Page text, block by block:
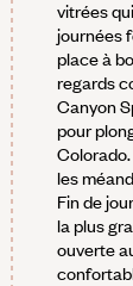
vitrées
journées
place à
regards
Canyon
pour
les
Fin de
la plus
ouverte